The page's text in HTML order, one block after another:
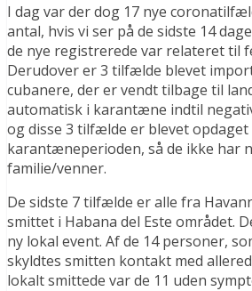
I dag var der dog 17 nye
antal, hvis vi ser på de sidste 14
de nye registrerede var relateret til
Derudover er 3 tilfælde blevet
cubanere, der er vendt tilbage til
automatisk i karantæne indtil
og disse 3 tilfælde er blevet opdaget
karantæneperioden, så de ikke har
familie/venner.
De sidste 7 tilfælde er alle fra
smittet i Habana del Este området.
ny lokal event. Af de 14 personer,
skyldtes smitten kontakt med
lokalt smittede var de 11 uden